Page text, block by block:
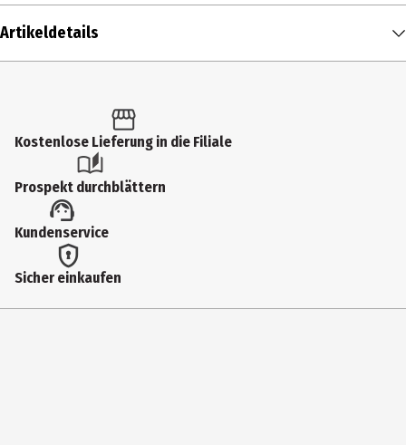
Artikeldetails
Produkttyp
Lieferumfang
40 Hüllen
Hersteller
Kostenlose Lieferung in die Filiale
Prospekt durchblättern
Kundenservice
Sicher einkaufen